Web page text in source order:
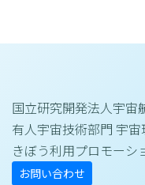
国立研究開発法人宇宙
有人宇宙技術部門 宇
きぼう利用プロモーシ
お問い合わせ